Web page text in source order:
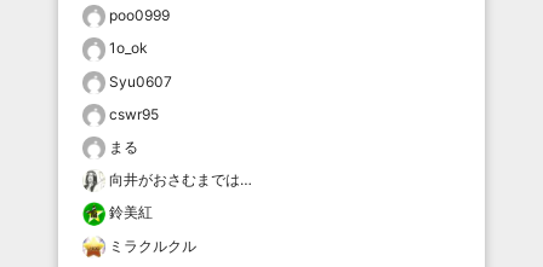
poo0999
1o_ok
Syu0607
cswr95
まる
向井がおさむまでは…
鈴美紅
ミラクルクル